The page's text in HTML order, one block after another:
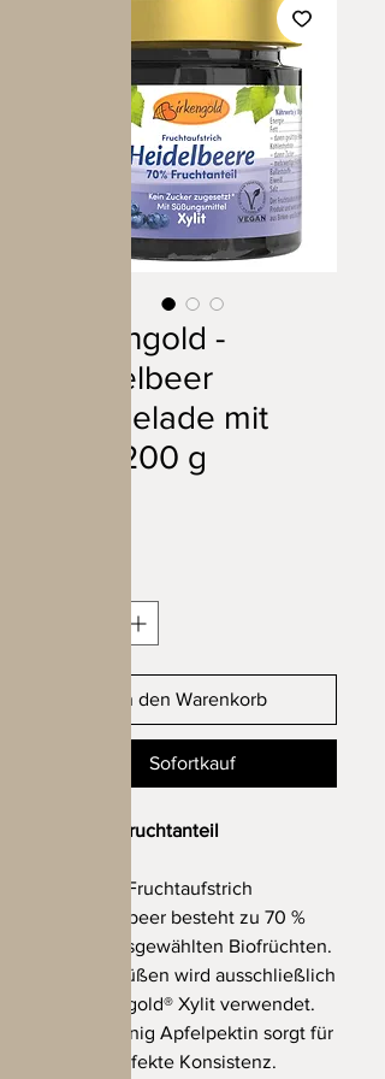
Birkengold -
Heidelbeer
Marmelade mit
Xylit 200 g
In den Warenkorb
Sofortkauf
70 % Fruchtanteil
Unser Fruchtaufstrich
Heidelbeer besteht zu 70 %
aus ausgewählten Biofrüchten.
Zum Süßen wird ausschließlich
Birkengold® Xylit verwendet.
Ein wenig Apfelpektin sorgt für
die perfekte Konsistenz.